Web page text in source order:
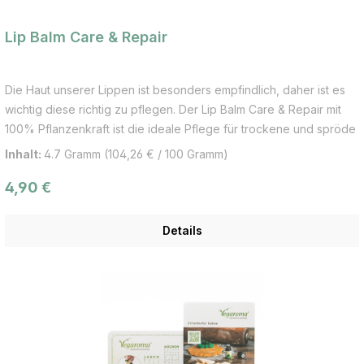
Lip Balm Care & Repair
Die Haut unserer Lippen ist besonders empfindlich, daher ist es
wichtig diese richtig zu pflegen. Der Lip Balm Care & Repair mit
100% Pflanzenkraft ist die ideale Pflege für trockene und spröde
Lippen. Wertvolles, kaltgepresstes Bio Hanfsamen- und Bio
langanhaltend. Trockene, spröde Lippen werden besänftigt und
zudem für ein angenehmes Gefühl beim Auftragen und schenkt
und wirkt regenerierend aufgrund des idealen Verhältnisses von
Linolsäure und α-Linolensäure mit 3:1. Es stammt von unserem Bio
Anbaupartner aus Süddeutschland. Bio Jojobaöl Das wertvolle,
Inhalt: 4.7 Gramm (104,26 € / 100 Gramm)
Regulärer Preis:
4,90 €
Details